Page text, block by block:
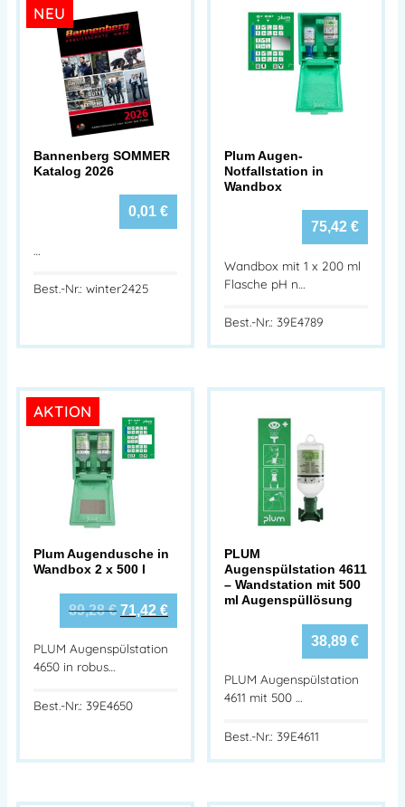
NEU
Bannenberg SOMMER
Katalog 2026
0,01 €
…
Best.-Nr.: winter2425
Plum Augen-
Notfallstation in
Wandbox
75,42 €
Wandbox mit 1 x 200 ml
Flasche pH n…
Best.-Nr.: 39E4789
AKTION
Plum Augendusche in
Wandbox 2 x 500 l
89,28€ 71,42 €
PLUM Augenspülstation
4650 in robus…
Best.-Nr.: 39E4650
PLUM
Augenspülstation 4611
– Wandstation mit 500
ml Augenspüllösung
38,89 €
PLUM Augenspülstation
4611 mit 500 …
Best.-Nr.: 39E4611